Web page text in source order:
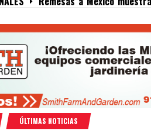
ÚLTIMAS NOTICIAS